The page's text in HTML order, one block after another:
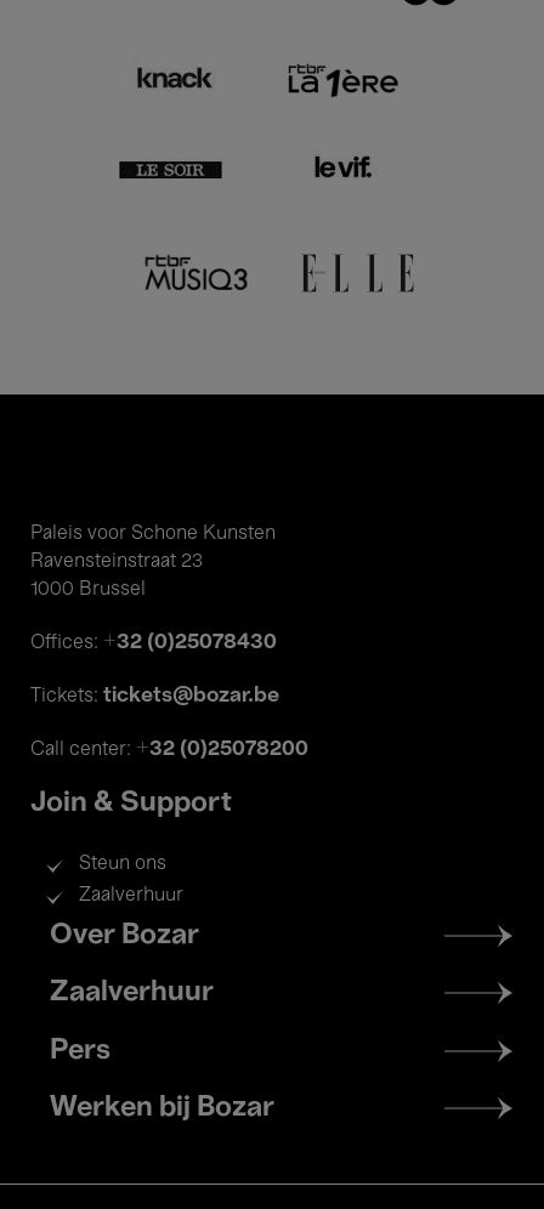
Paleis voor Schone Kunsten
Ravensteinstraat 23
1000 Brussel
Offices: +32 (0)25078430
Tickets: tickets@bozar.be
Call center: +32 (0)25078200
Join & Support
Steun ons
Zaalverhuur
Footer
menu
Over Bozar
Zaalverhuur
Pers
Werken bij Bozar